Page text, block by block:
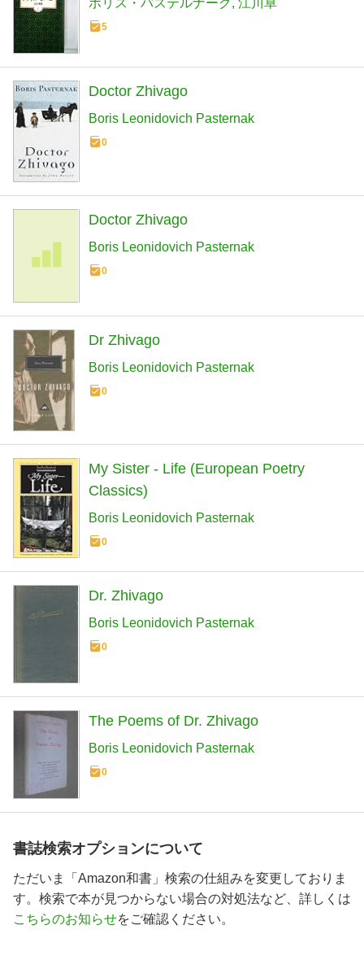
ボリス・パステルナーク 江川卓
5
Doctor Zhivago
Boris Leonidovich Pasternak
0
Doctor Zhivago
Boris Leonidovich Pasternak
0
Dr Zhivago
Boris Leonidovich Pasternak
0
My Sister - Life (European Poetry
Classics)
Boris Leonidovich Pasternak
0
Dr. Zhivago
Boris Leonidovich Pasternak
0
The Poems of Dr. Zhivago
Boris Leonidovich Pasternak
0
書誌検索オプションについて
ただいま「Amazon和書」検索の仕組みを変更しておりま
す。検索で本が見つからない場合の対処法など、詳しくは
こちらのお知らせをご確認ください。